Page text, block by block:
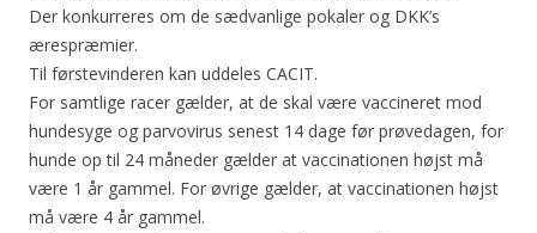
Der konkurreres om de sædvanlige pokaler og DKK’s
ærespræmier.
Til førstevinderen kan uddeles CACIT.
For samtlige racer gælder, at de skal være vaccineret mod
hundesyge og parvovirus senest 14 dage før prøvedagen, for
hunde op til 24 måneder gælder at vaccinationen højst må
være 1 år gammel. For øvrige gælder, at vaccinationen højst
må være 4 år gammel.